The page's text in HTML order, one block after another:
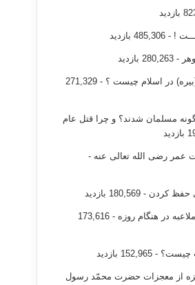
! - 485,306 بازدید
- 280,263 بازدید
در اسلام چیست ؟
- 271,329
مسلمان شدند؟ و چرا قتل عام
عمر رضی الله تعالی عنه -
حفظ کردن - 180,569 بازدید
در هنگام روزه
- 173,616
چیست؟ - 152,965 بازدید
از معجزات حضرت محمّد رسول